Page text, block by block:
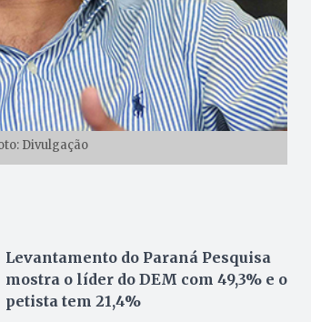
Divulgação
Levantamento do Paraná Pesquisa
mostra o líder do DEM com 49,3% e o
petista tem 21,4%